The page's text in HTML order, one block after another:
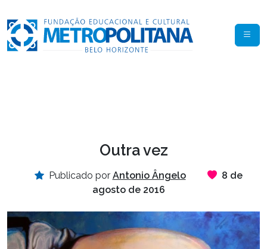
Outra vez
Publicado por Antonio Ângelo
8 de
agosto de 2016